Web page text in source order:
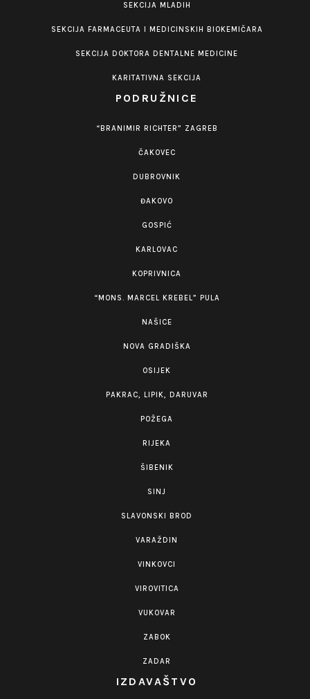
SEKCIJA MLADIH
SEKCIJA FARMACEUTA I MEDICINSKIH BIOKEMIČARA
SEKCIJA DOKTORA DENTALNE MEDICINE
KARITATIVNA SEKCIJA
PODRUŽNICE
“BRANIMIR RICHTER” ZAGREB
ČAKOVEC
DUBROVNIK
ĐAKOVO
GOSPIĆ
KARLOVAC
KOPRIVNICA
“MONS. MARCEL KREBEL” PULA
NAŠICE
NOVA GRADIŠKA
OSIJEK
PAKRAC, LIPIK, DARUVAR
POŽEGA
RIJEKA
ŠIBENIK
SINJ
SLAVONSKI BROD
VARAŽDIN
VINKOVCI
VIROVITICA
VUKOVAR
ZABOK
ZADAR
IZDAVAŠTVO